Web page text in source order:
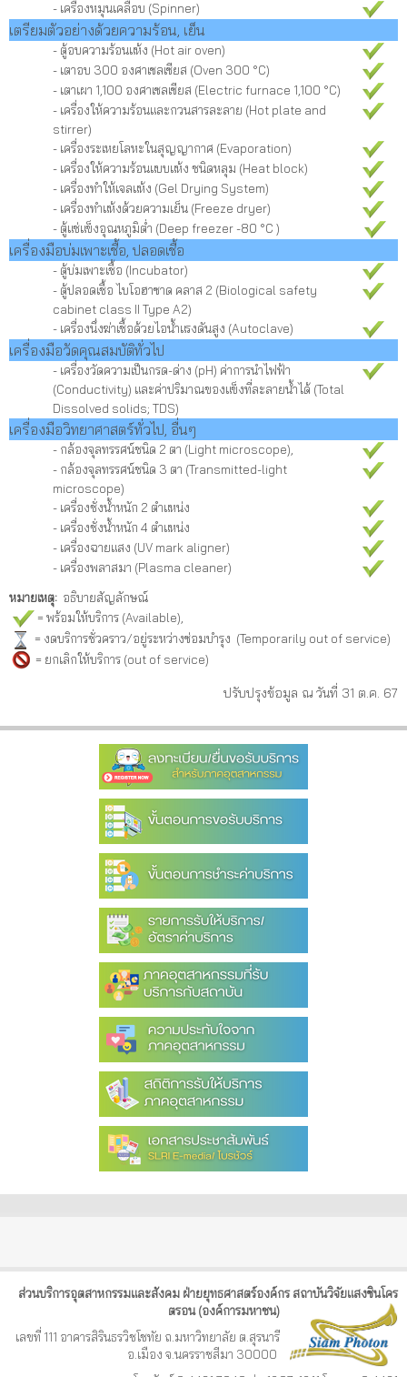
- เครื่องหมุนเคลือบ (Spinner)
เตรียมตัวอย่างด้วยความร้อน, เย็น
- ตู้อบความร้อนแห้ง (Hot air oven)
- เตาอบ 300 องศาเซลเซียส (Oven 300 °C)
- เตาเผา 1,100 องศาเซลเซียส (Electric furnace 1,100 °C)
- เครื่องให้ความร้อนและกวนสารละลาย (Hot plate and
stirrer)
- เครื่องระเหยโลหะในสุญญากาศ (Evaporation)
- เครื่องให้ความร้อนแบบแห้ง ชนิดหลุม (Heat block)
- เครื่องทำให้เจลแห้ง (Gel Drying System)
- เครื่องทำแห้งด้วยความเย็น (Freeze dryer)
- ตู้แช่แข็งอุณหภูมิต่ำ (Deep freezer -80 °C )
เครื่องมือบ่มเพาะเชื้อ, ปลอดเชื้อ
- ตู้บ่มเพาะเชื้อ (Incubator)
- ตู้ปลอดเชื้อ ไบโอฮาซาด คลาส 2 (Biological safety
cabinet class II Type A2)
- เครื่องนึ่งฆ่าเชื้อด้วยไอน้ำแรงดันสูง (Autoclave)
เครื่องมือวัดคุณสมบัติทั่วไป
- เครื่องวัดความเป็นกรด-ด่าง (pH) ค่าการนำไฟฟ้า
(Conductivity) และค่าปริมาณของแข็งที่ละลายน้ำได้ (Total
Dissolved solids; TDS)
เครื่องมือวิทยาศาสตร์ทั่วไป, อื่นๆ
- กล้องจุลทรรศน์ชนิด 2 ตา (Light microscope),
- กล้องจุลทรรศน์ชนิด 3 ตา (Transmitted-light
microscope)
- เครื่องชั่งน้ำหนัก 2 ตำแหน่ง
- เครื่องชั่งน้ำหนัก 4 ตำแหน่ง
- เครื่องฉายแสง (UV mark aligner)
- เครื่องพลาสมา (Plasma cleaner)
หมายเหตุ: อธิบายสัญลักษณ์
= พร้อมให้บริการ (Available),
= งดบริการชั่วคราว/อยู่ระหว่างซ่อมบำรุง (Temporarily out of service)
= ยกเลิกให้บริการ (out of service)
ปรับปรุงข้อมูล ณ วันที่ 31 ต.ค. 67
ส่วนบริการอุตสาหกรรมและสังคม ฝ่ายยุทธศาสตร์องค์กร สถาบันวิจัยแสงซินโคร
ตรอน (องค์การมหาชน)
เลขที่ 111 อาคารสิรินธรวิชโชทัย ถ.มหาวิทยาลัย ต.สุรนารี
อ.เมือง จ.นครราชสีมา 30000